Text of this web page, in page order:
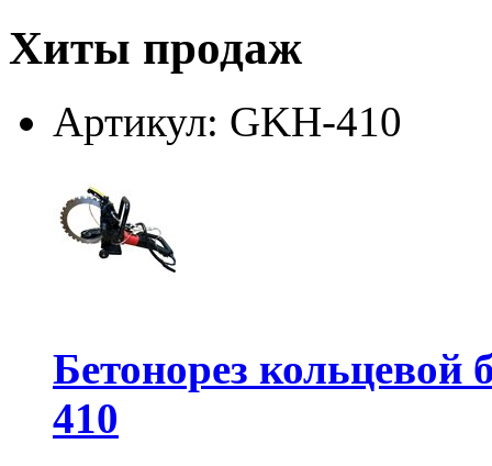
Хиты продаж
Артикул: GKH-410
Бетонорез
410